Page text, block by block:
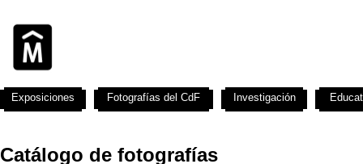
Catálogo de fotografías
Exposiciones Fotografías del CdF Investigación